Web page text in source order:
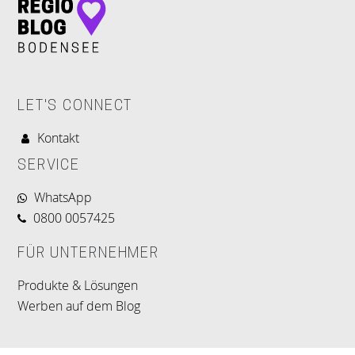
LET'S CONNECT
Kontakt
SERVICE
WhatsApp
0800 0057425
FÜR UNTERNEHMER
Produkte & Lösungen
Werben auf dem Blog